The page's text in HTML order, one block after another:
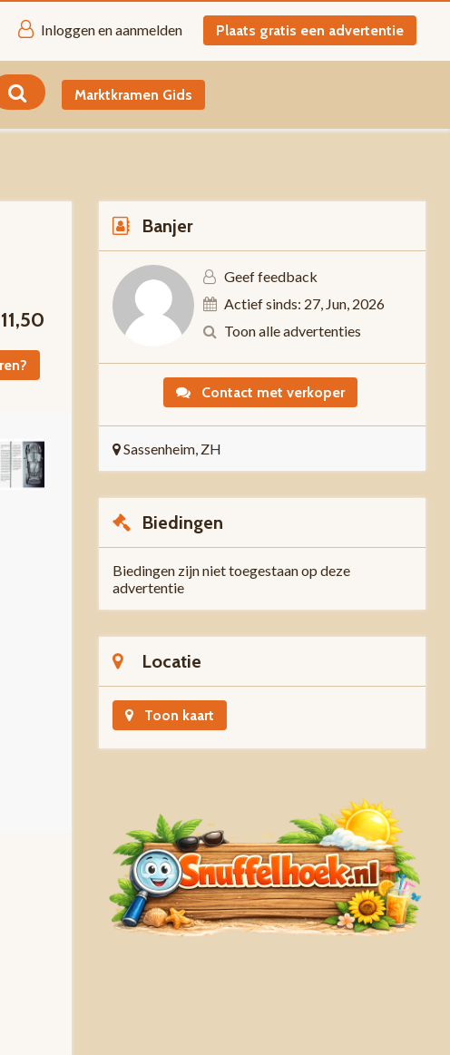
Inloggen en aanmelden Plaats gratis een advertentie
Marktkramen Gids
Banjer
Geef feedback
Actief sinds: 27, Jun, 2026
Toon alle advertenties
Contact met verkoper
Sassenheim, ZH
Biedingen
Biedingen zijn niet toegestaan op deze
advertentie
Locatie
Toon kaart